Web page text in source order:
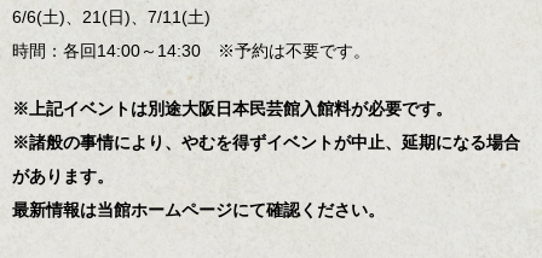
6/6(土)、21(日)、7/11(土)
時間：各回14:00～14:30 ※予約は不要です。
※上記イベントは別途大阪日本民芸館入館料が必要です。
※諸般の事情により、やむを得ずイベントが中止、延期になる場合
があります。
最新情報は当館ホームページにて確認ください。